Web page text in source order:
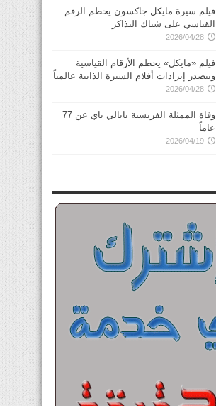
فيلم سيرة مايكل جاكسون يحطم الرقم
القياسي على شباك التذاكر
2026/04/28
فيلم «مايكل» يحطم الأرقام القياسية
ويتصدر إيرادات أفلام السيرة الذاتية عالمياً
2026/04/28
وفاة الممثلة الفرنسية ناتالي باي عن 77
عاماً
2026/04/19